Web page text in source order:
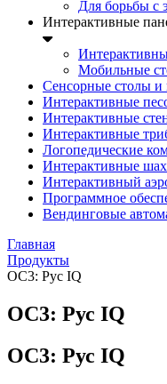
Для борьбы с
Интерактивные
Мобильные
Сенсорные столы и
Интерактивные
Интерактивные
Интерактивные
Логопедические
Интерактивные
Интерактивный
Программное
Вендинговые
Главная
Продукты
ОС3: Рус IQ
ОС3: Рус IQ
ОС3: Рус IQ